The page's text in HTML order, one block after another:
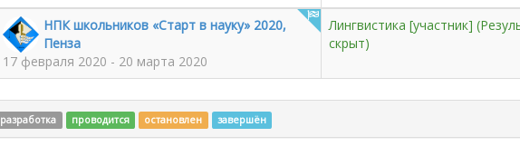
НПК школьников «Старт в науку» 2020,
Пенза
17 февраля 2020 - 20 марта 2020
Лингвистика [участник]
скрыт)
разработка проводится остановлен завершён